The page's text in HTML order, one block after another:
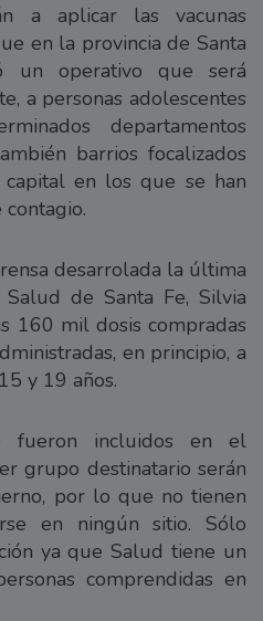
a aplicar las vacunas
en la provincia de Santa
un operativo que será
a personas adolescentes
departamentos
barrios focalizados
en los que se han
desarrolada la última
de Santa Fe, Silvia
160 mil dosis compradas
en principio, a
y 19 años.
fueron incluidos en el
grupo destinatario serán
por lo que no tienen
en ningún sitio. Sólo
ya que Salud tiene un
comprendidas en